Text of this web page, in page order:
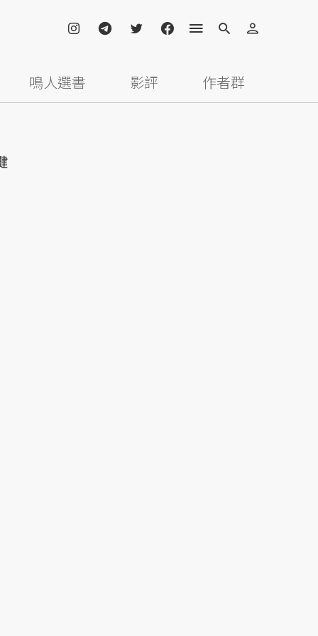
鳴人選書 影評 作者群